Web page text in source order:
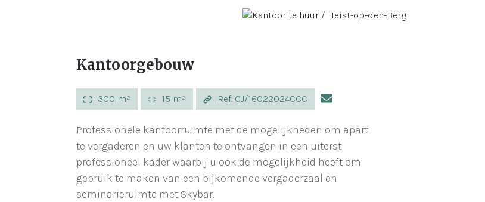
Kantoorgebouw
300 m² 15 m² Ref. OJ/16022024CCC
Professionele kantoorruimte met de mogelijkheden om apart
te vergaderen en uw klanten te ontvangen in een uiterst
professioneel kader waarbij u ook de mogelijkheid heeft om
gebruik te maken van een bijkomende vergaderzaal en
seminarieruimte met Skybar.